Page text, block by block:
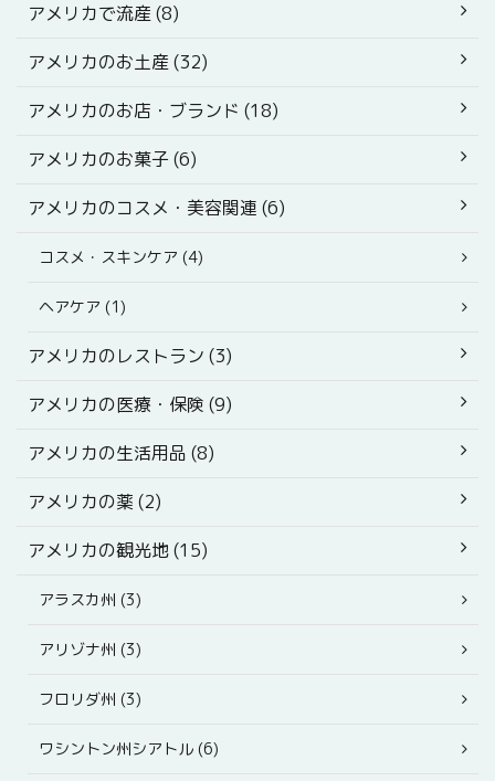
アメリカで流産 (8)
アメリカのお土産 (32)
アメリカのお店・ブランド (18)
アメリカのお菓子 (6)
アメリカのコスメ・美容関連 (6)
コスメ・スキンケア (4)
ヘアケア (1)
アメリカのレストラン (3)
アメリカの医療・保険 (9)
アメリカの生活用品 (8)
アメリカの薬 (2)
アメリカの観光地 (15)
アラスカ州 (3)
アリゾナ州 (3)
フロリダ州 (3)
ワシントン州シアトル (6)